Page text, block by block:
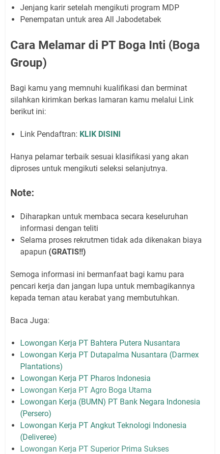
Jenjang karir setelah mengikuti program MDP
Penempatan untuk area All Jabodetabek
Cara Melamar di PT Boga Inti (Boga
Group)
Bagi kamu yang memnuhi kualifikasi dan berminat
silahkan kirimkan berkas lamaran kamu melalui Link
berikut ini:
Link Pendaftran: KLIK DISINI
Hanya pelamar terbaik sesuai klasifikasi yang akan
diproses untuk mengikuti seleksi selanjutnya.
Note:
Diharapkan untuk membaca secara keseluruhan
informasi dengan teliti
Selama proses rekrutmen tidak ada dikenakan biaya
apapun (GRATIS!!)
Semoga informasi ini bermanfaat bagi kamu para
pencari kerja dan jangan lupa untuk membagikannya
kepada teman atau kerabat yang membutuhkan.
Baca Juga:
Lowongan Kerja PT Bahtera Putera Nusantara
Lowongan Kerja PT Dutapalma Nusantara (Darmex
Plantations)
Lowongan Kerja PT Pharos Indonesia
Lowongan Kerja PT Agro Boga Utama
Lowongan Kerja (BUMN) PT Bank Negara Indonesia
(Persero)
Lowongan Kerja PT Angkut Teknologi Indonesia
(Deliveree)
Lowongan Kerja PT Superior Prima Sukses